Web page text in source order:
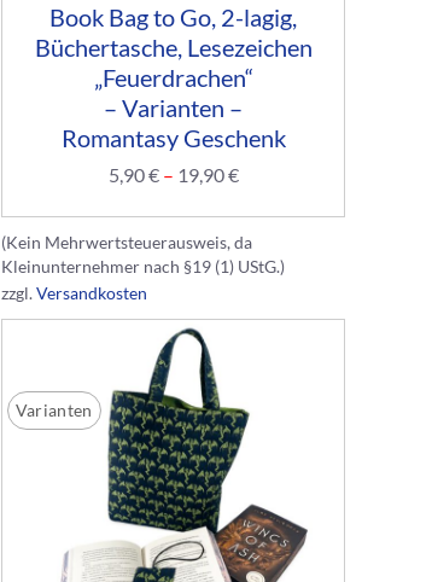
Book Bag to Go, 2-lagig,
Büchertasche, Lesezeichen
„Feuerdrachen“
– Varianten –
Romantasy Geschenk
5,90€– 19,90€
(Kein Mehrwertsteuerausweis, da
Kleinunternehmer nach §19 (1) UStG.)
zzgl.Versandkosten
Varianten